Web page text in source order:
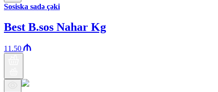
Sosiska sadə çəki
Best B.sos Nahar Kg
11.50